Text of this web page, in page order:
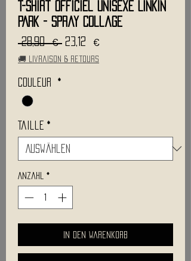
T-Shirt Officiel Unisexe LINKIN
PARK - Spray Collage
28,90 € Standardpreis
23,12 €
🚚 Livraison & retours
Couleur *
Taille *
Anzahl *
In den Warenkorb